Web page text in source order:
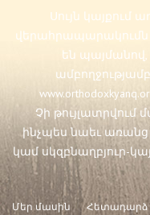
Սույն կայքում
վերահրապարակումն
են
Չի
ինչպես նաեւ առանց
կամ սկզբնաղբյուր-
Մեր մասին